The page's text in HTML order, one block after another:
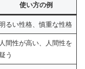
使い方の例
るい性格、慎重な性格
人間性が高い、人間性を
疑う